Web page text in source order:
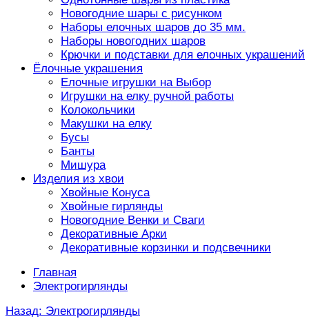
Новогодние шары с рисунком
Наборы елочных шаров до 35 мм.
Наборы новогодних шаров
Крючки и подставки для елочных украшений
Ёлочные украшения
Елочные игрушки на Выбор
Игрушки на елку ручной работы
Колокольчики
Макушки на елку
Бусы
Банты
Мишура
Изделия из хвои
Хвойные Конуса
Хвойные гирлянды
Новогодние Венки и Сваги
Декоративные Арки
Декоративные корзинки и подсвечники
Главная
Электрогирлянды
Назад: Электрогирлянды